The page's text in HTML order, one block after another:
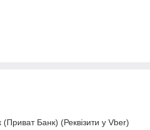
Банк) (Реквізити у Vber)